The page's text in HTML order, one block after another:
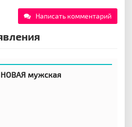
Написать комментарий
НОВАЯ мужская